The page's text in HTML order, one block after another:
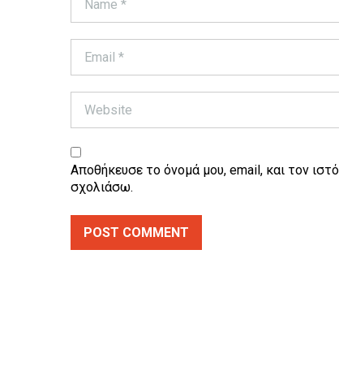
Αποθήκευσε το όνομά μου, email, και τον
σχολιάσω.